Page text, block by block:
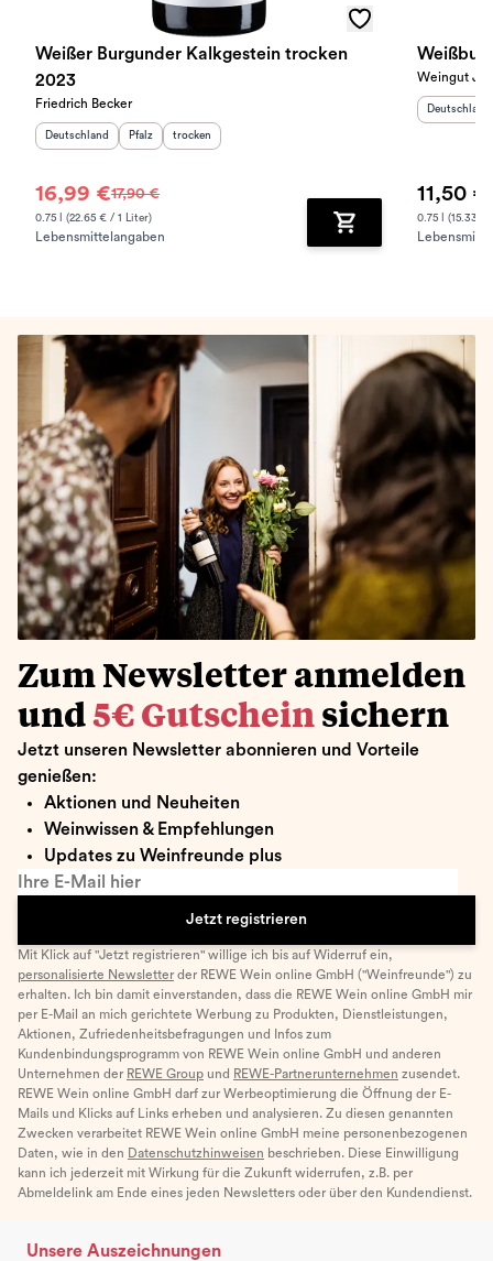
Weißer Burgunder Kalkgestein trocken
2023
Friedrich Becker
Herkunftsland
Deutschland Herkunftsregion
Pfalz Geschmack
trocken
16,99 €17,90 €
0.75 l (22.65 € / 1 Liter)
Lebensmittelangaben Zum Warenkorb
Weingut
Deutschland
11,50 €
0.75 l (15.33 €
Zum Newsletter anmelden
und 5€ Gutschein sichern
Jetzt unseren Newsletter abonnieren und Vorteile
genießen:
Aktionen und Neuheiten
Weinwissen & Empfehlungen
Updates zu Weinfreunde plus
Ihre E-Mail hier
Jetzt registrieren
Mit Klick auf "Jetzt registrieren" willige ich bis auf Widerruf ein,
personalisierte Newsletter der REWE Wein online GmbH ("Weinfreunde") zu
erhalten. Ich bin damit einverstanden, dass die REWE Wein online GmbH mir
per E-Mail an mich gerichtete Werbung zu Produkten, Dienstleistungen,
Aktionen, Zufriedenheitsbefragungen und Infos zum
Kundenbindungsprogramm von REWE Wein online GmbH und anderen
Unternehmen der REWE Group und REWE-Partnerunternehmen zusendet.
REWE Wein online GmbH darf zur Werbeoptimierung die Öffnung der E-
Mails und Klicks auf Links erheben und analysieren. Zu diesen genannten
Zwecken verarbeitet REWE Wein online GmbH meine personenbezogenen
Daten, wie in den Datenschutzhinweisen beschrieben. Diese Einwilligung
kann ich jederzeit mit Wirkung für die Zukunft widerrufen, z.B. per
Abmeldelink am Ende eines jeden Newsletters oder über den Kundendienst.
Unsere Auszeichnungen